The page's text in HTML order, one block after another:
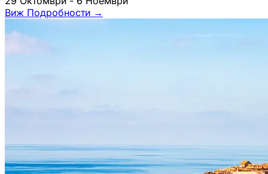
Виж Подробности →